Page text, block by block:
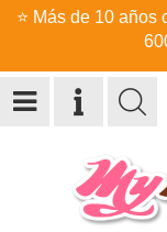
⭐ Más de 10 años